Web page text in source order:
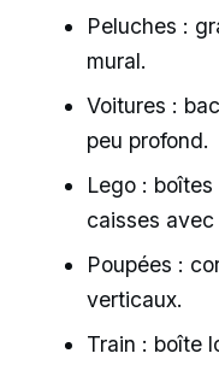
Peluches :
mural.
Voitures :
peu profond.
Lego :
caisses
Poupées :
verticaux.
Train : boîte